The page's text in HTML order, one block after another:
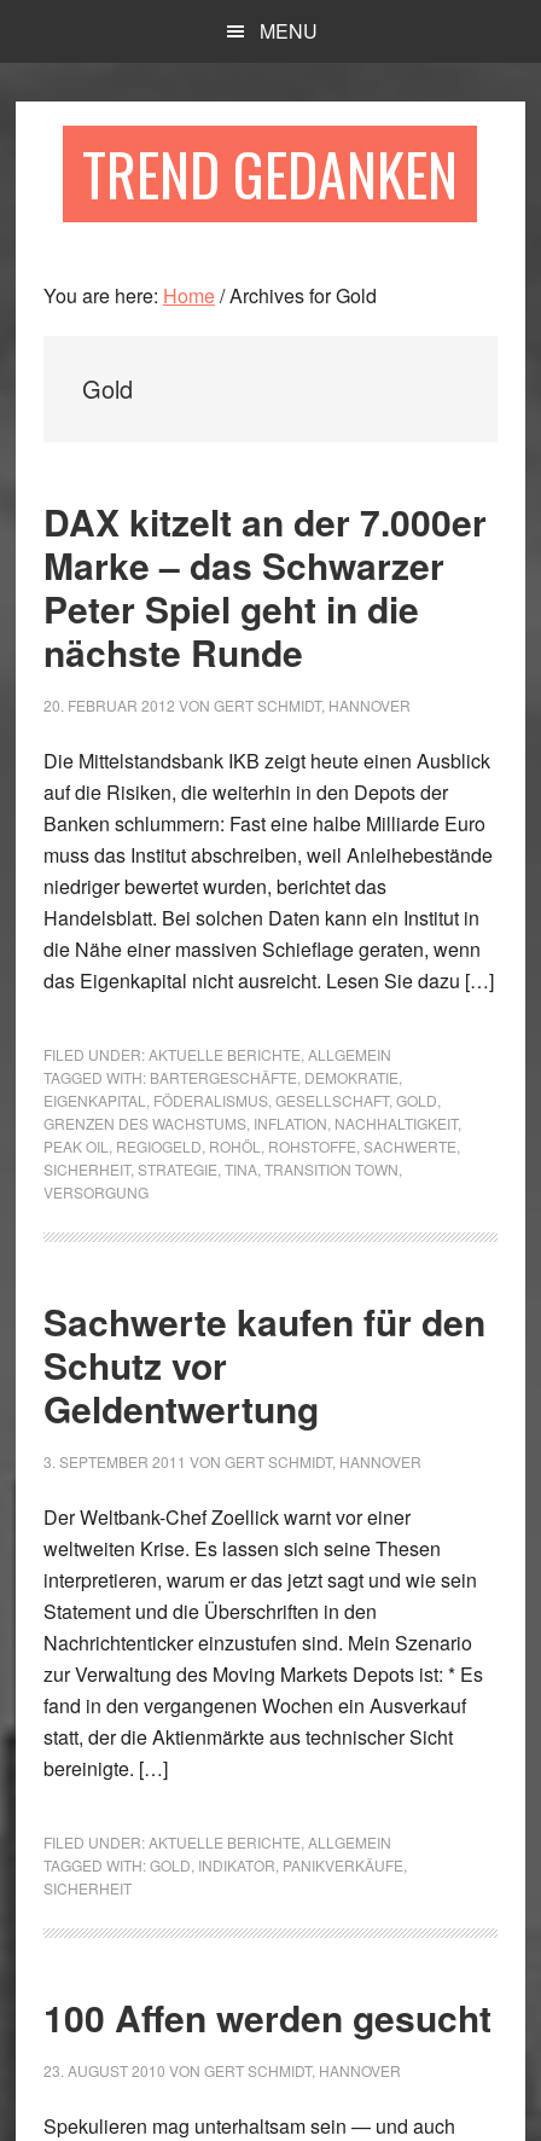
content
sidebar
MENU
TREND GEDANKEN
You are here: Home/Archives for Gold
Gold
DAX kitzelt an der 7.000er
Marke – das Schwarzer
Peter Spiel geht in die
nächste Runde
20. FEBRUAR 2012 VON GERT SCHMIDT, HANNOVER
Die Mittelstandsbank IKB zeigt heute einen Ausblick
auf die Risiken, die weiterhin in den Depots der
Banken schlummern: Fast eine halbe Milliarde Euro
muss das Institut abschreiben, weil Anleihebestände
niedriger bewertet wurden, berichtet das
Handelsblatt. Bei solchen Daten kann ein Institut in
die Nähe einer massiven Schieflage geraten, wenn
das Eigenkapital nicht ausreicht. Lesen Sie dazu […]
FILED UNDER:AKTUELLE BERICHTE ALLGEMEIN
TAGGED WITH: BARTERGESCHÄFTE DEMOKRATIE
EIGENKAPITAL
FÖDERALISMUS, GESELLSCHAFT, GOLD
GRENZEN DES WACHSTUMS, INFLATION NACHHALTIGKEIT,
PEAK OIL
REGIOGELD ROHÖL ROHSTOFFE SACHWERTE
SICHERHEIT, STRATEGIE TINA, TRANSITION TOWN
VERSORGUNG
Sachwerte kaufen für den
Schutz vor
Geldentwertung
3. SEPTEMBER 2011 VON GERT SCHMIDT, HANNOVER
Der Weltbank-Chef Zoellick warnt vor einer
weltweiten Krise. Es lassen sich seine Thesen
interpretieren, warum er das jetzt sagt und wie sein
Statement und die Überschriften in den
Nachrichtenticker einzustufen sind. Mein Szenario
zur Verwaltung des Moving Markets Depots ist: * Es
fand in den vergangenen Wochen ein Ausverkauf
statt, der die Aktienmärkte aus technischer Sicht
bereinigte. […]
FILED UNDER:AKTUELLE BERICHTE ALLGEMEIN
TAGGED WITH:GOLD INDIKATOR PANIKVERKÄUFE
SICHERHEIT
100 Affen werden gesucht
23. AUGUST 2010 VON GERT SCHMIDT, HANNOVER
Spekulieren mag unterhaltsam sein — und auch